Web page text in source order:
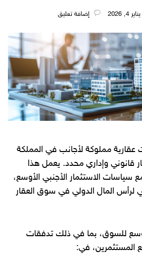
4, 2026
مملوكة لأجانب في المملكة
قانوني وإداري محدد. يعمل هذا
سياسات الاستثمار الأجنبي الأوسع،
لرأس المال الدولي في سوق العقار
للسوق، بما في ذلك تدفقات
المستثمرين، في: